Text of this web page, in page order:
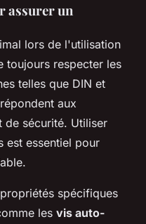
assurer un
lors de l'utilisation
toujours respecter les
telles que DIN et
aux
de sécurité. Utiliser
est essentiel pour
spécifiques
les vis auto-